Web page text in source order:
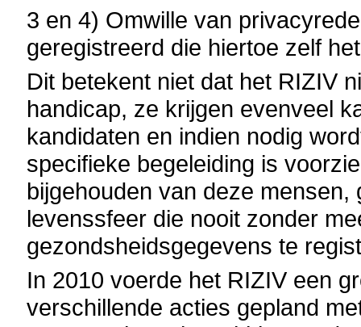
3 en 4) Omwille van
geregistreerd die hiertoe zelf
Dit betekent niet dat het RIZIV
handicap, ze krijgen evenveel
kandidaten en indien nodig
specifieke begeleiding is
bijgehouden van deze
levenssfeer die nooit zonder
gezondsheidsgegevens te
In 2010 voerde het RIZIV een
verschillende acties gepland